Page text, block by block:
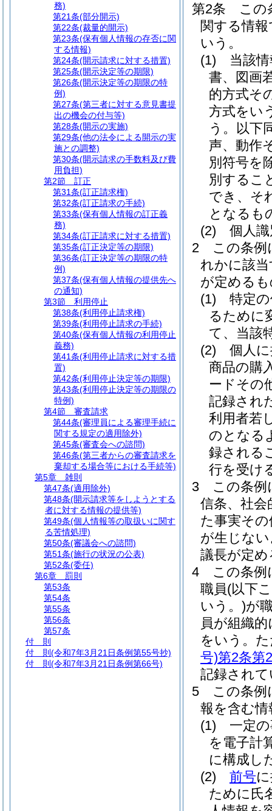
第2条
この
関する情
いう。
(1)
当該
書、図画
的方式そ
方式をい
う。以下
声、動作
別符号を
別するこ
でき、そ
となるも
(2)
個人
2
この条例
れかに該
が定める
(1)
特定
るために
て、当該
(2)
個人
商品の購
ードその
記録され
利用者若
のとなる
録される
行を受け
3
この条例
信条、社会
た事実そ
が生じな
議長が定
4
この条例
職員(以下
いう。)が
員が組織
をいう。
号)第2条第
記録され
5
この条例
報を含む
(1)
一定
を電子計
に構成し
(2)
前号
ために氏
務)
第21条(部分開示)
第22条(裁量的開示)
第23条(保有個人情報の存否に関
する情報)
第24条(開示請求に対する措置)
第25条(開示決定等の期限)
第26条(開示決定等の期限の特
例)
第27条(第三者に対する意見書提
出の機会の付与等)
第28条(開示の実施)
第29条(他の法令による開示の実
施との調整)
第30条(開示請求の手数料及び費
用負担)
第2節
訂正
第31条(訂正請求権)
第32条(訂正請求の手続)
第33条(保有個人情報の訂正義
務)
第34条(訂正請求に対する措置)
第35条(訂正決定等の期限)
第36条(訂正決定等の期限の特
例)
第37条(保有個人情報の提供先へ
の通知)
第3節
利用停止
第38条(利用停止請求権)
第39条(利用停止請求の手続)
第40条(保有個人情報の利用停止
義務)
第41条(利用停止請求に対する措
置)
第42条(利用停止決定等の期限)
第43条(利用停止決定等の期限の
特例)
第4節
審査請求
第44条(審理員による審理手続に
関する規定の適用除外)
第45条(審査会への諮問)
第46条(第三者からの審査請求を
棄却する場合等における手続等)
第5章
雑則
第47条(適用除外)
第48条(開示請求等をしようとする
者に対する情報の提供等)
第49条(個人情報等の取扱いに関す
る苦情処理)
第50条(審議会への諮問)
第51条(施行の状況の公表)
第52条(委任)
第6章
罰則
第53条
第54条
第55条
第56条
第57条
付 則
付 則 (令和7年3月21日条例第55号抄)
付 則 (令和7年3月21日条例第66号)